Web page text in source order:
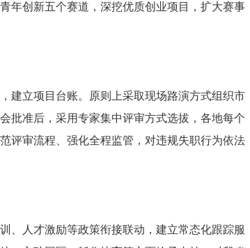
年创新五个赛道，深挖优质创业项目，扩大赛事
建立项目台账。原则上采取现场路演方式组织市
批准后，采用专家集中评审方式选拔，各地每个
评审流程、强化全程监管，对违规失职行为依法
、人才激励等政策衔接联动，建立常态化跟踪服